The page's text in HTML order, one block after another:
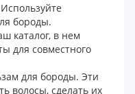
бороды.
каталог, в нем
для совместного
для бороды. Эти
волосы, сделать их